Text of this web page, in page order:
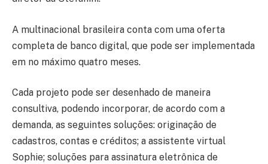
A multinacional brasileira conta com uma oferta
completa de banco digital, que pode ser implementada
em no máximo quatro meses.
Cada projeto pode ser desenhado de maneira
consultiva, podendo incorporar, de acordo com a
demanda, as seguintes soluções: originação de
cadastros, contas e créditos; a assistente virtual
Sophie; soluções para assinatura eletrônica de